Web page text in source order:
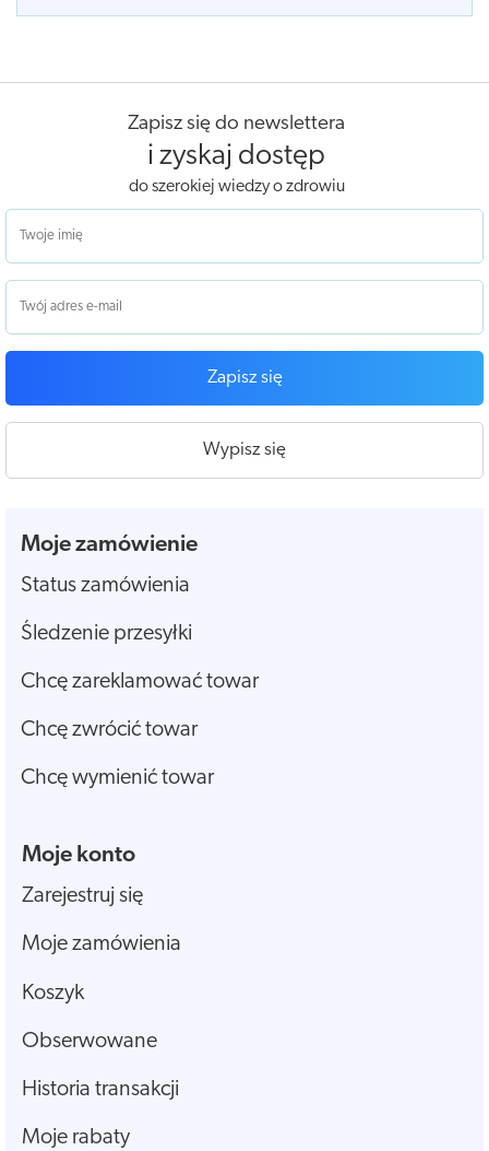
Zapisz się do newslettera
i zyskaj dostęp
do szerokiej wiedzy o zdrowiu
Zapisz się
Wypisz się
Moje zamówienie
Status zamówienia
Śledzenie przesyłki
Chcę zareklamować towar
Chcę zwrócić towar
Chcę wymienić towar
Moje konto
Zarejestruj się
Moje zamówienia
Koszyk
Obserwowane
Historia transakcji
Moje rabaty